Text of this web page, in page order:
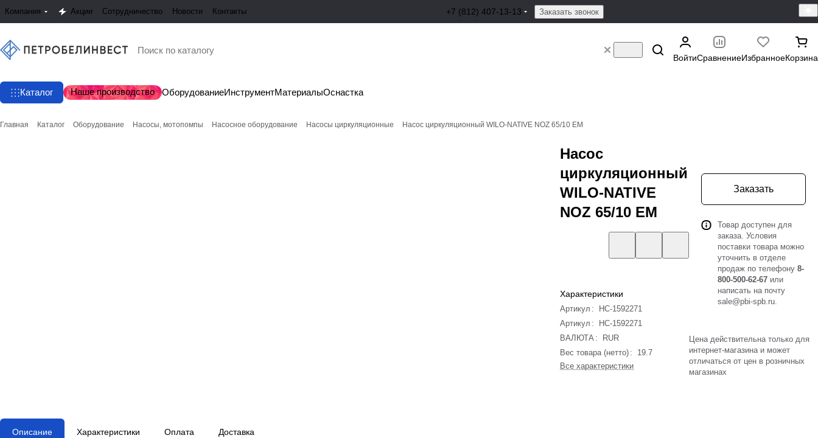
Компания Акции Сотрудничество Новости Контакты +7 (812) 407-13-13 Заказать звонок
ВойтиСравнениеИзбранноеКорзина
Каталог Наше производство ОборудованиеИнструментМатериалыОснастка
Главная Каталог Оборудование Насосы, мотопомпы Насосное оборудование Насосы циркуляционные Насос циркуляционный WILO-NATIVE NOZ 65/10 EM
Насос
циркуляционный
WILO-NATIVE
NOZ 65/10 EM
Характеристики
Артикул :
НС-1592271
Артикул :
НС-1592271
ВАЛЮТА :
RUR
Вес товара (нетто) :
19.7
Все характеристики
Заказать
Товар доступен для
заказа. Условия
поставки товара можно
уточнить в отделе
продаж по телефону 8-
800-500-62-67 или
написать на почту
sale@pbi-spb.ru.
Цена действительна только для
интернет-магазина и может
отличаться от цен в розничных
магазинах
Описание Характеристики Оплата Доставка